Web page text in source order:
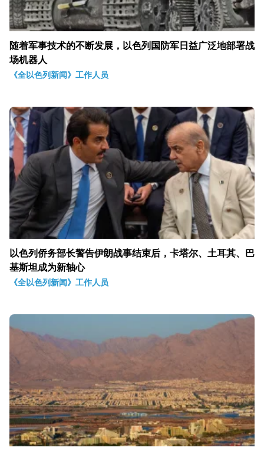
随着军事技术的不断发展，以色列国防军日益广泛地部署战
场机器人
《全以色列新闻》工作人员
以色列侨务部长警告伊朗战事结束后，卡塔尔、土耳其、巴
基斯坦成为新轴心
《全以色列新闻》工作人员